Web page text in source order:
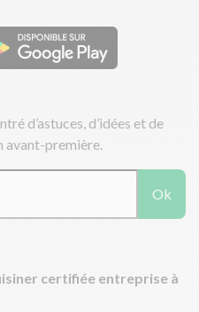
d’astuces, d’idées et de
avant-première.
Ok
certifiée entreprise à